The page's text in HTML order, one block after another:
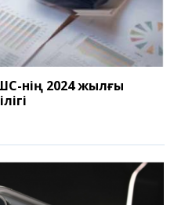
нің 2024 жылғы